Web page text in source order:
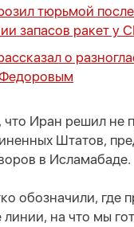
тюрьмой
запасов ракет у
о
что Иран решил не
Штатов,
в Исламабаде.
обозначили, где
на что мы